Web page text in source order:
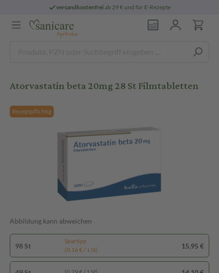
versandkostenfreiab 29 € und für E-Rezepte
Atorvastatin beta 20mg 28 St Filmtabletten
Rezeptpflichtig
Abbildung kann abweichen
98 St
Spartipp
(0,16 € / 1 St)
15,95 €